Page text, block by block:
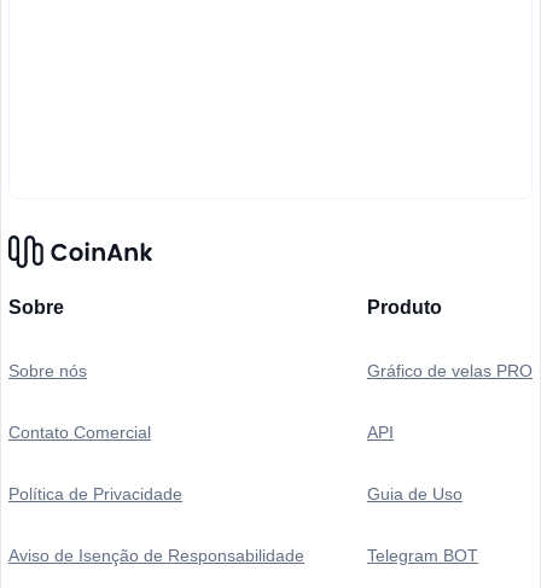
Sobre
Sobre nós
Contato Comercial
Política de Privacidade
Aviso de Isenção de Responsabilidade
Produto
Gráfico de velas PRO
API
Guia de Uso
Telegram BOT